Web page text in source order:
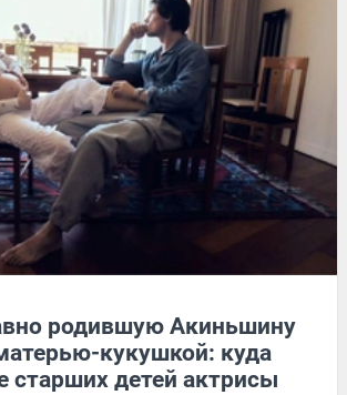
родившую Акиньшину
кукушкой: куда
старших детей актрисы